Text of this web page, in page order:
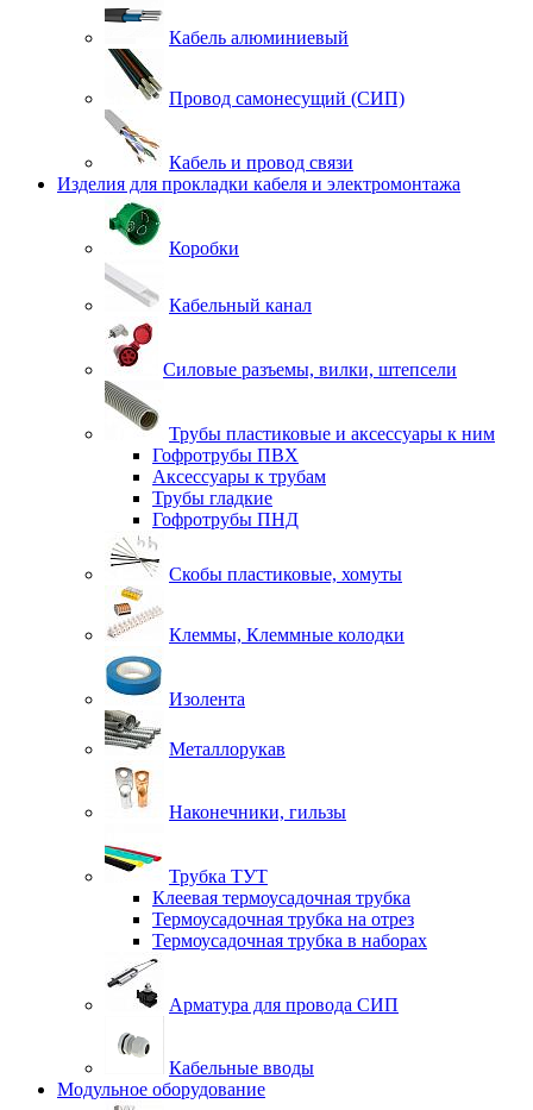
Кабель алюминиевый
Провод самонесущий (СИП)
Кабель и провод связи
Изделия для прокладки кабеля и электромонтажа
Коробки
Кабельный канал
Силовые разъемы, вилки, штепсели
Трубы пластиковые и аксессуары к ним
Гофротрубы ПВХ
Аксессуары к трубам
Трубы гладкие
Гофротрубы ПНД
Скобы пластиковые, хомуты
Клеммы, Клеммные колодки
Изолента
Металлорукав
Наконечники, гильзы
Трубка ТУТ
Клеевая термоусадочная трубка
Термоусадочная трубка на отрез
Термоусадочная трубка в наборах
Арматура для провода СИП
Кабельные вводы
Модульное оборудование